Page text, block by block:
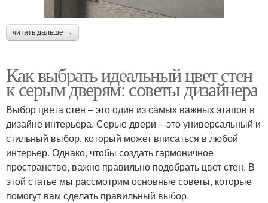
читать дальше →
Как выбрать идеальный цвет стен
к серым дверям: советы дизайнера
Выбор цвета стен – это один из самых важных этапов в
дизайне интерьера. Серые двери – это универсальный и
стильный выбор, который может вписаться в любой
интерьер. Однако, чтобы создать гармоничное
пространство, важно правильно подобрать цвет стен. В
этой статье мы рассмотрим основные советы, которые
помогут вам сделать правильный выбор.